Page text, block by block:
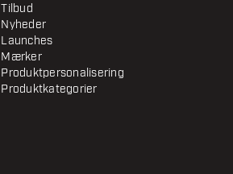
Tilbud
Nyheder
Launches
Mærker
Produktpersonalisering
Produktkategorier